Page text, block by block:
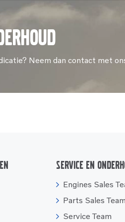
Neem dan contact met
Service en
Engines Sales
Parts Sales Team
Service Team